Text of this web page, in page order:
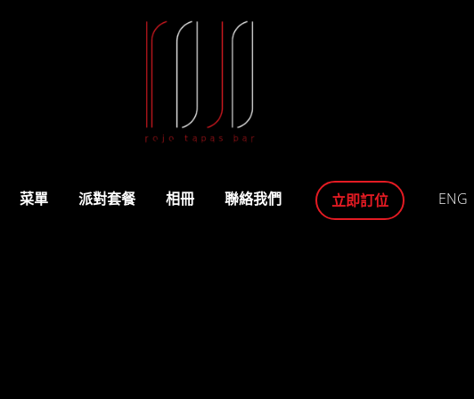
菜單 派對套餐 相冊 聯絡我們 立即訂位 ENG